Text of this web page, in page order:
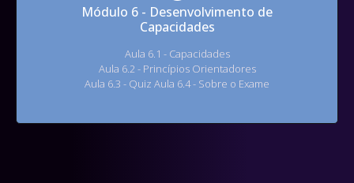
Módulo 6 - Desenvolvimento de
Capacidades
Aula 6.1 - Capacidades
Aula 6.2 - Princípios Orientadores
Aula 6.3 - Quiz Aula 6.4 - Sobre o Exame